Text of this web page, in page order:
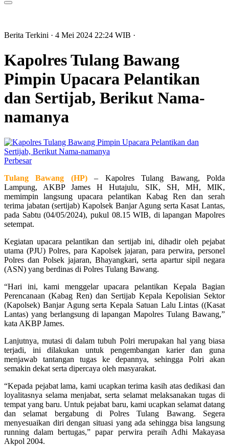
Berita Terkini · 4 Mei 2024 22:24 WIB ·
Kapolres Tulang Bawang
Pimpin Upacara Pelantikan
dan Sertijab, Berikut Nama-
namanya
Perbesar
Tulang Bawang (HP)
– Kapolres Tulang Bawang, Polda
Lampung, AKBP James H Hutajulu, SIK, SH, MH, MIK,
memimpin langsung upacara pelantikan Kabag Ren dan serah
terima jabatan (sertijab) Kapolsek Banjar Agung serta Kasat Lantas,
pada Sabtu (04/05/2024), pukul 08.15 WIB, di lapangan Mapolres
setempat.
Kegiatan upacara pelantikan dan sertijab ini, dihadir oleh pejabat
utama (PJU) Polres, para Kapolsek jajaran, para perwira, personel
Polres dan Polsek jajaran, Bhayangkari, serta apartur sipil negara
(ASN) yang berdinas di Polres Tulang Bawang.
“Hari ini, kami menggelar upacara pelantikan Kepala Bagian
Perencanaan (Kabag Ren) dan Sertijab Kepala Kepolisian Sektor
(Kapolsek) Banjar Agung serta Kepala Satuan Lalu Lintas ((Kasat
Lantas) yang berlangsung di lapangan Mapolres Tulang Bawang,”
kata AKBP James.
Lanjutnya, mutasi di dalam tubuh Polri merupakan hal yang biasa
terjadi, ini dilakukan untuk pengembangan karier dan guna
menjawab tantangan tugas ke depannya, sehingga Polri akan
semakin dekat serta dipercaya oleh masyarakat.
“Kepada pejabat lama, kami ucapkan terima kasih atas dedikasi dan
loyalitasnya selama menjabat, serta selamat melaksanakan tugas di
tempat yang baru. Untuk pejabat baru, kami ucapkan selamat datang
dan selamat bergabung di Polres Tulang Bawang. Segera
menyesuaikan diri dengan situasi yang ada sehingga bisa langsung
running dalam bertugas,” papar perwira peraih Adhi Makayasa
Akpol 2004.